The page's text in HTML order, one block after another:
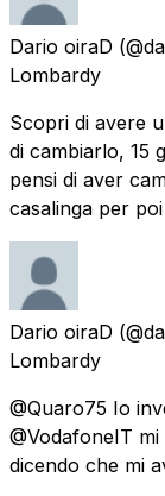
Dario oiraD
Lombardy
Scopri di avere
di cambiarlo, 15
pensi di aver
casalinga per
Dario oiraD
Lombardy
@Quaro75 Io
@VodafoneIT
dicendo che mi